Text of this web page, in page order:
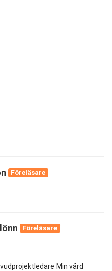
Föreläsare
Föreläsare
Min vård